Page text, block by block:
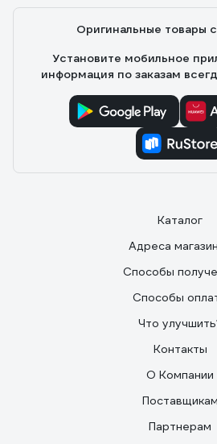
Оригинальные товары
Установите мобильное
информация по заказам
Каталог
Адреса
Способы
Способы
Что
Контакты
О Компании
Поставщикам
Партнерам